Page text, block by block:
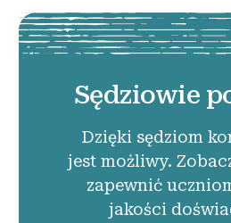
Sędziowie
Dzięki sędziom
jest możliwy.
zapewnić
jakości